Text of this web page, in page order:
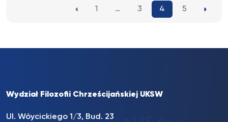
1 … 3 4 5
Wydział Filozofii Chrześcijańskiej UKSW
Ul. Wóycickiego 1/3, Bud. 23